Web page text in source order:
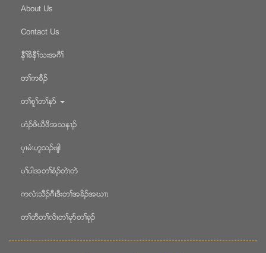
About Us
Contact Us
နီႈခိနီႈသးအဂီႈ
တႈကစီဥ
တႈစူႈတႈနဏ
ဟံဥဖိဃီဖိအသန႕ဥ
ပွၚမံၚဟူသဥဖ်ါ
ပႈပါအတႈစံဥတဲၚတဲ
ကလံၚသီဥဂီၚဒီးတႈအခိဥအဃ႕ၚ
တႈတီတႈလိၚတႈမုဏတႈခုဥ